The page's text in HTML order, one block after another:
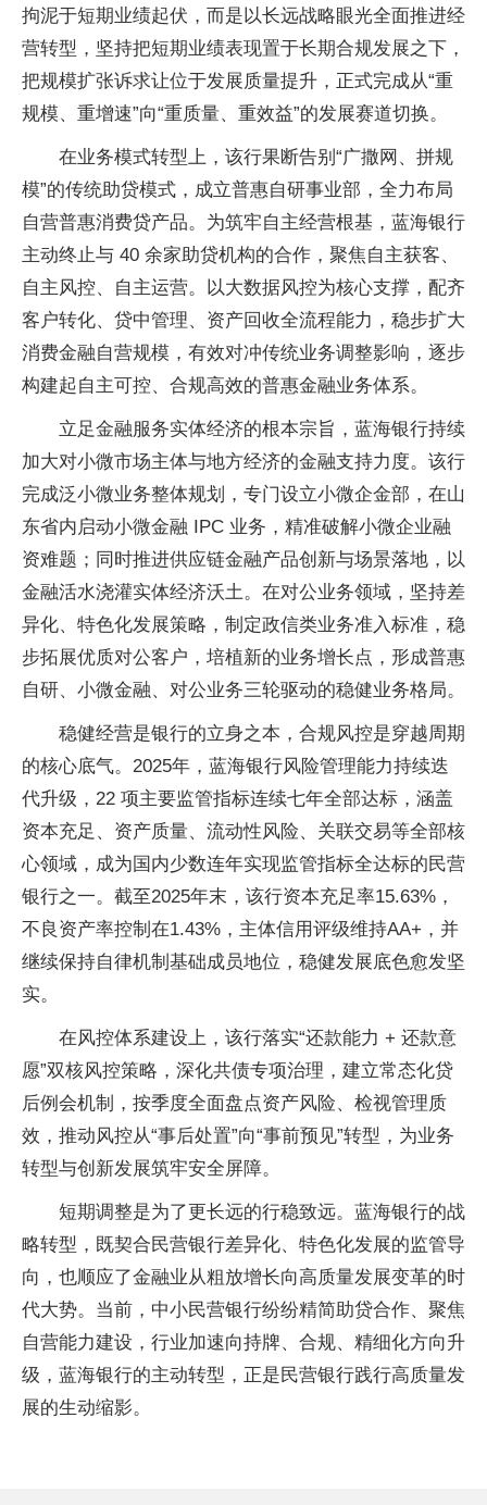
拘泥于短期业绩起伏，而是以长远战略眼光全面推进经
营转型，坚持把短期业绩表现置于长期合规发展之下，
把规模扩张诉求让位于发展质量提升，正式完成从“重
规模、重增速”向“重质量、重效益”的发展赛道切换。
在业务模式转型上，该行果断告别“广撒网、拼规
模”的传统助贷模式，成立普惠自研事业部，全力布局
自营普惠消费贷产品。为筑牢自主经营根基，蓝海银行
主动终止与 40 余家助贷机构的合作，聚焦自主获客、
自主风控、自主运营。以大数据风控为核心支撑，配齐
客户转化、贷中管理、资产回收全流程能力，稳步扩大
消费金融自营规模，有效对冲传统业务调整影响，逐步
构建起自主可控、合规高效的普惠金融业务体系。
立足金融服务实体经济的根本宗旨，蓝海银行持续
加大对小微市场主体与地方经济的金融支持力度。该行
完成泛小微业务整体规划，专门设立小微企金部，在山
东省内启动小微金融 IPC 业务，精准破解小微企业融
资难题；同时推进供应链金融产品创新与场景落地，以
金融活水浇灌实体经济沃土。在对公业务领域，坚持差
异化、特色化发展策略，制定政信类业务准入标准，稳
步拓展优质对公客户，培植新的业务增长点，形成普惠
自研、小微金融、对公业务三轮驱动的稳健业务格局。
稳健经营是银行的立身之本，合规风控是穿越周期
的核心底气。2025年，蓝海银行风险管理能力持续迭
代升级，22 项主要监管指标连续七年全部达标，涵盖
资本充足、资产质量、流动性风险、关联交易等全部核
心领域，成为国内少数连年实现监管指标全达标的民营
银行之一。截至2025年末，该行资本充足率15.63%，
不良资产率控制在1.43%，主体信用评级维持AA+，并
继续保持自律机制基础成员地位，稳健发展底色愈发坚
实。
在风控体系建设上，该行落实“还款能力 + 还款意
愿”双核风控策略，深化共债专项治理，建立常态化贷
后例会机制，按季度全面盘点资产风险、检视管理质
效，推动风控从“事后处置”向“事前预见”转型，为业务
转型与创新发展筑牢安全屏障。
短期调整是为了更长远的行稳致远。蓝海银行的战
略转型，既契合民营银行差异化、特色化发展的监管导
向，也顺应了金融业从粗放增长向高质量发展变革的时
代大势。当前，中小民营银行纷纷精简助贷合作、聚焦
自营能力建设，行业加速向持牌、合规、精细化方向升
级，蓝海银行的主动转型，正是民营银行践行高质量发
展的生动缩影。